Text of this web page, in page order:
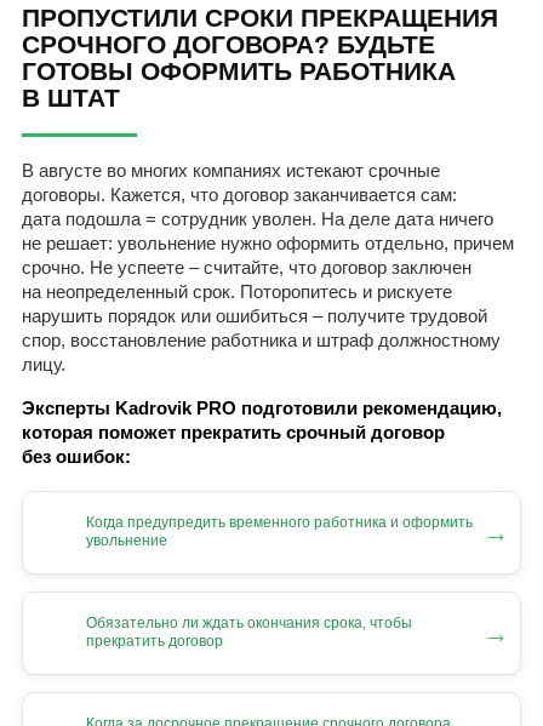
ПРОПУСТИЛИ СРОКИ ПРЕКРАЩЕНИЯ
СРОЧНОГО ДОГОВОРА? БУДЬТЕ
ГОТОВЫ ОФОРМИТЬ РАБОТНИКА
В ШТАТ
В августе во многих компаниях истекают срочные
договоры. Кажется, что договор заканчивается сам:
дата подошла = сотрудник уволен. На деле дата ничего
не решает: увольнение нужно оформить отдельно, причем
срочно. Не успеете – считайте, что договор заключен
на неопределенный срок. Поторопитесь и рискуете
нарушить порядок или ошибиться – получите трудовой
спор, восстановление работника и штраф должностному
лицу.
Эксперты Kadrovik PRO подготовили рекомендацию,
которая поможет прекратить срочный договор
без ошибок:
Когда предупредить временного работника и оформить
увольнение
→
Обязательно ли ждать окончания срока, чтобы
прекратить договор
→